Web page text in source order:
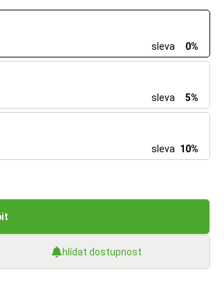
sleva
0%
sleva
5%
sleva 10%
hlídat dostupnost